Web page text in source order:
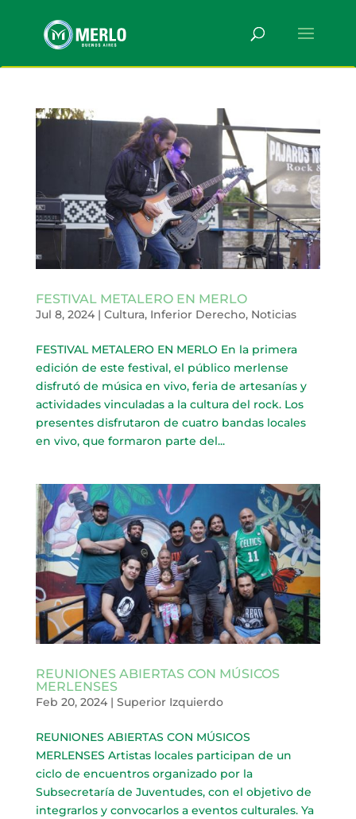
FESTIVAL METALERO EN MERLO
Jul 8, 2024| Cultura, Inferior Derecho, Noticias
FESTIVAL METALERO EN MERLO En la primera
edición de este festival, el público merlense
disfrutó de música en vivo, feria de artesanías y
actividades vinculadas a la cultura del rock. Los
presentes disfrutaron de cuatro bandas locales
en vivo, que formaron parte del...
REUNIONES ABIERTAS CON MÚSICOS
MERLENSES
Feb 20, 2024| Superior Izquierdo
REUNIONES ABIERTAS CON MÚSICOS
MERLENSES Artistas locales participan de un
ciclo de encuentros organizado por la
Subsecretaría de Juventudes, con el objetivo de
integrarlos y convocarlos a eventos culturales. Ya